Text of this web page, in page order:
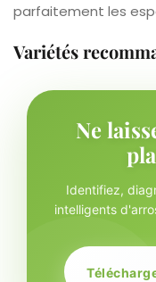
parfaitement les
Variétés
Ne
Identifiez,
intelligents